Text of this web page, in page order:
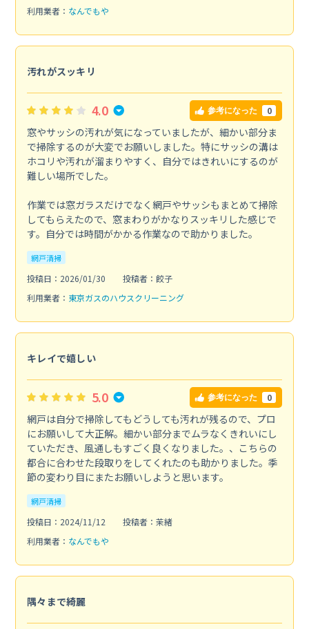
利用業者： なんでもや
汚れがスッキリ
4.0 参考になった 0
窓やサッシの汚れが気になっていましたが、細かい部分ま
で掃除するのが大変でお願いしました。特にサッシの溝は
ホコリや汚れが溜まりやすく、自分ではきれいにするのが
難しい場所でした。
作業では窓ガラスだけでなく網戸やサッシもまとめて掃除
してもらえたので、窓まわりがかなりスッキリした感じで
す。自分では時間がかかる作業なので助かりました。
網戸清掃
投稿日：2026/01/30
投稿者：餃子
利用業者： 東京ガスのハウスクリーニング
キレイで嬉しい
5.0 参考になった 0
網戸は自分で掃除してもどうしても汚れが残るので、プロ
にお願いして大正解。細かい部分までムラなくきれいにし
ていただき、風通しもすごく良くなりました。、こちらの
都合に合わせた段取りをしてくれたのも助かりました。季
節の変わり目にまたお願いしようと思います。
網戸清掃
投稿日：2024/11/12
投稿者：茉緒
利用業者： なんでもや
隅々まで綺麗